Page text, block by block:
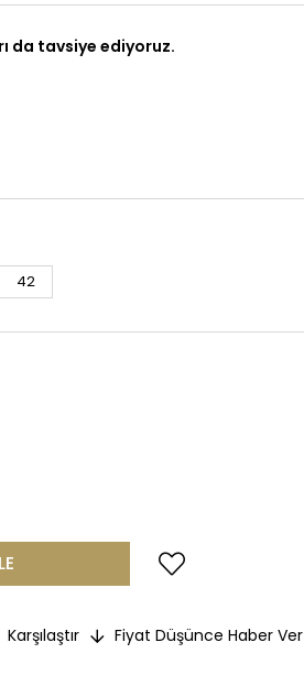
da tavsiye ediyoruz.
42
Karşılaştır Fiyat Düşünce Haber Ver